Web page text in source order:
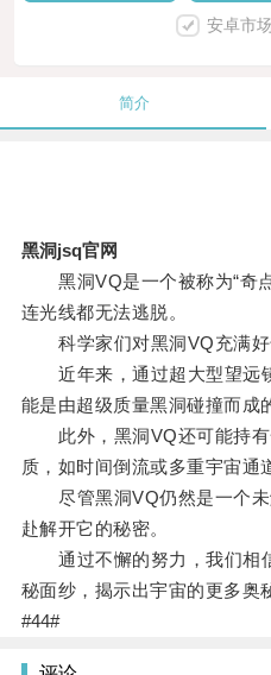
安卓市
简介
黑洞jsq官网
黑洞VQ是一个被称为“奇点
连光线都无法逃脱。
科学家们对黑洞VQ充满好
近年来，通过超大型望远
能是由超级质量黑洞碰撞而成
此外，黑洞VQ还可能持有
质，如时间倒流或多重宇宙通
尽管黑洞VQ仍然是一个未
赴解开它的秘密。
通过不懈的努力，我们相
秘面纱，揭示出宇宙的更多奥
#44#